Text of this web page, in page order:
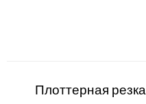
Плоттерная резка